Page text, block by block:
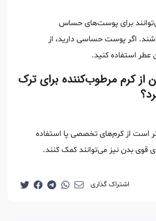
برای پوست‌های حساس
اگر پوست حساسی دارید، از
استفاده کنید.
از کرم مرطوب‌کننده برای ترک
است از کرم‌های تخصصی پا استفاده
قوی بدن نیز می‌توانند کمک کنند.
اشتراک گذاری